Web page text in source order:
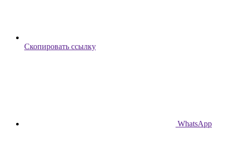
Скопировать ссылку
WhatsApp